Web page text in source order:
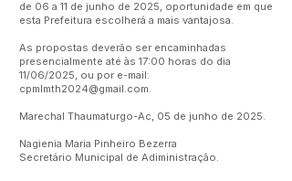
de 06 a 11 de junho de 2025, oportunidade em que
esta Prefeitura escolherá a mais vantajosa.
As propostas deverão ser encaminhadas
presencialmente até às 17:00 horas do dia
11/06/2025, ou por e-mail:
cpmlmth2024@gmail.com.
Marechal Thaumaturgo-Ac, 05 de junho de 2025.
Nagienia Maria Pinheiro Bezerra
Secretário Municipal de Adiministração.